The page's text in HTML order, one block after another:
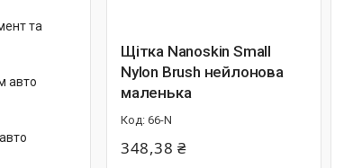
Щітка Nanoskin Small
Nylon Brush нейлонова
маленька
66-N
348,38 ₴
та
авто